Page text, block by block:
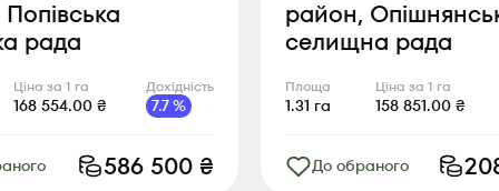
рада
Ціна за 1 га
168 554.00₴
Дохідність
7.7%
586 500 ₴
район,
селищна рада
Площа
1.31 га
Ціна за 1 га
158 851.00₴
До обраного